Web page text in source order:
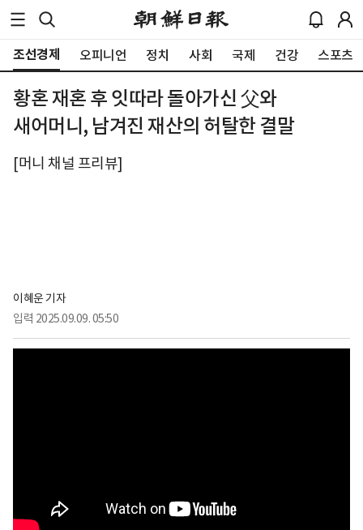
조선경제 오피니언 정치 사회 국제 건강 스포츠
황혼 재혼 후 잇따라 돌아가신 父와
새어머니, 남겨진 재산의 허탈한 결말
[머니 채널 프리뷰]
이혜운 기자
입력 2025.09.09. 05:50